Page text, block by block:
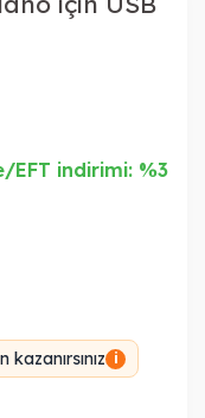
EFT indirimi: %3
i